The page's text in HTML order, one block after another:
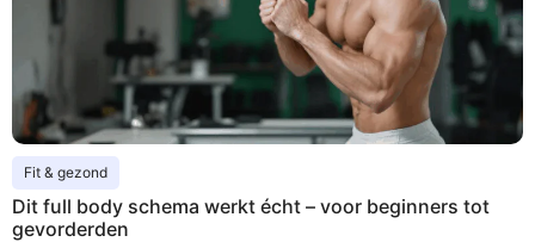
Fit & gezond
Dit full body schema werkt écht – voor beginners tot
gevorderden